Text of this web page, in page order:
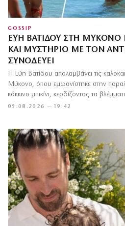
GOSSIP
ΕΎΗ ΒΑΤΊΔΟΥ ΣΤΗ ΜΎΚΟΝΟ
ΚΑΙ ΜΥΣΤΉΡΙΟ ΜΕ ΤΟΝ
ΣΥΝΟΔΕΎΕΙ
05.08.2026 — 19:42
Η Εύη Βατίδου απολαμβάνει τις
Μύκονο, όπου εμφανίστηκε στην
κόκκινο μπικίνι, κερδίζοντας τα